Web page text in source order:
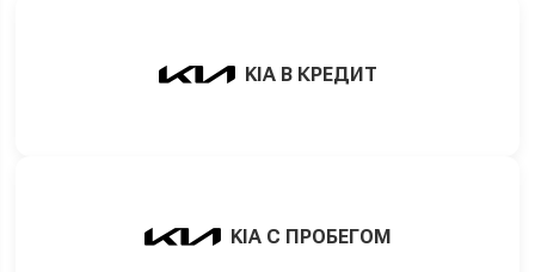
KIA В КРЕДИТ
KIA С ПРОБЕГОМ